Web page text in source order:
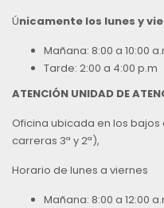
Únicamente los lunes y
Mañana: 8:00 a 10:00
Tarde: 2:00 a 4:00 p.m
ATENCIÓN UNIDAD DE
Oficina ubicada en los bajos
carreras 3ª y 2ª),
Horario de lunes a viernes
Mañana: 8:00 a 12:00